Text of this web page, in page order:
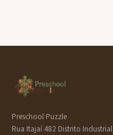
Preschool Puzzle
Rua Itajaí 482 Distrito Industrial